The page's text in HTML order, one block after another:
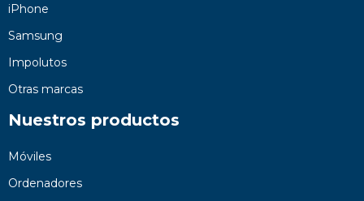
iPhone
Samsung
Impolutos
Otras marcas
Nuestros productos
Móviles
Ordenadores